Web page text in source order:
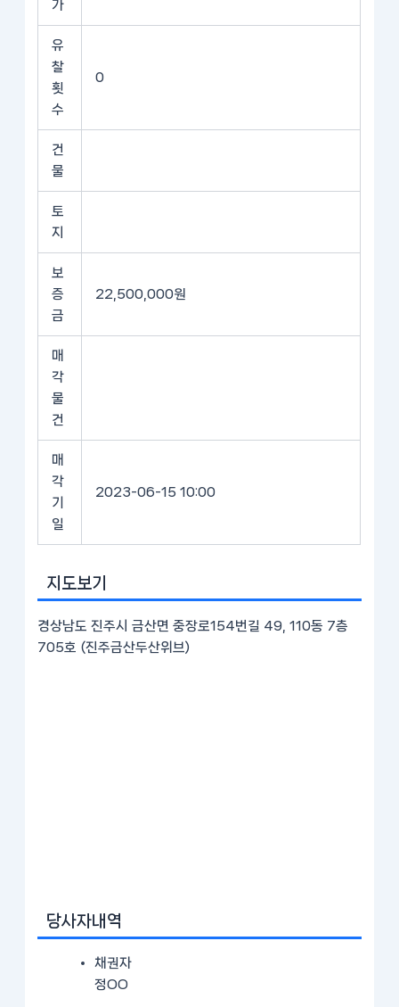
가
유
찰
횟
수
0
건
물
토
지
보
증
금
22,500,000원
매
각
물
건
매
각
기
일
2023-06-15 10:00
지도보기
경상남도 진주시 금산면 중장로154번길 49, 110동 7층
705호 (진주금산두산위브)
당사자내역
채권자
정OO